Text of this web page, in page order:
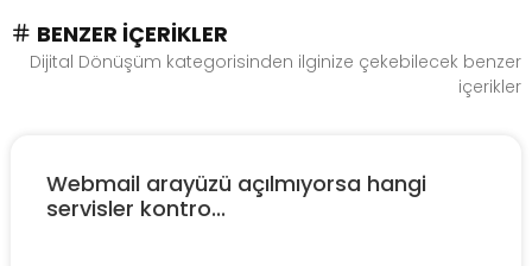
BENZER İÇERIKLER
Dijital Dönüşüm kategorisinden ilginize çekebilecek benzer
içerikler
Webmail arayüzü açılmıyorsa hangi
servisler kontro...